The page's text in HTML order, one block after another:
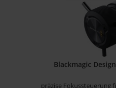
Blackmagic
präzise Fokussteuerung